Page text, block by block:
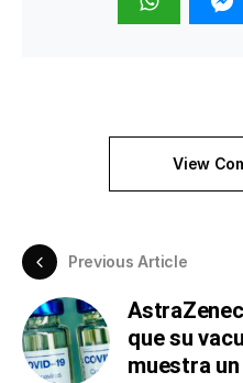
View
Previous Article
que su
muestra